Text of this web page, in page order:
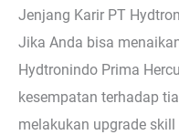
Jenjang Karir PT
Jika Anda bisa
Hydtronindo Prima
kesempatan terhadap
melakukan upgrade